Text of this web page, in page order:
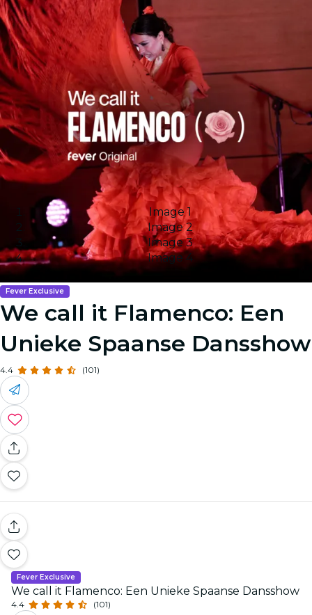
Image 1
Image 2
Image 3
Image 4
Fever Exclusive
We call it Flamenco: Een
Unieke Spaanse Dansshow
4.4 (101)
Fever Exclusive
We call it Flamenco: Een Unieke Spaanse Dansshow
4.4 (101)